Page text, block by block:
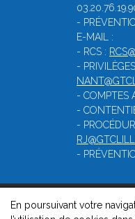
-
E-MAIL :
- RCS :
-
- COMPTES
-
-
-
© 2026, Greffe du
En poursuivant votre